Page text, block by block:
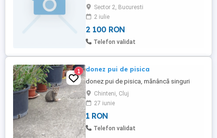
posibilitatea de a vinde .. cumpăra,Prefer
familie serioasa, inchirierz la jumătate de
de preț fata prețul pieței zona
Ambasadelor ..piața Spaniei ,
Sector 2, Bucuresti
2 iulie
2 100 RON
Telefon validat
1 donez pui de pisica
donez pui de pisica, mănâncă singuri
Chinteni, Cluj
27 iunie
1 RON
Telefon validat